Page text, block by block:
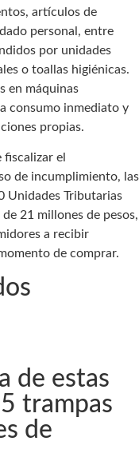
artículos de
personal, entre
por unidades
o toallas higiénicas.
en máquinas
consumo inmediato y
propias.
fiscalizar el
de incumplimiento, las
Unidades Tributarias
21 millones de pesos,
a recibir
de comprar.
de estas
trampas
de